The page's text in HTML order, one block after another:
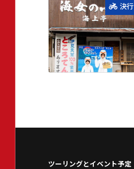
決行
ツーリングとイベント予定